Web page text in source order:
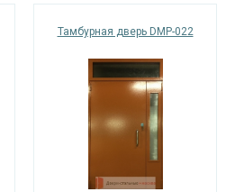
Тамбурная дверь DMP-022